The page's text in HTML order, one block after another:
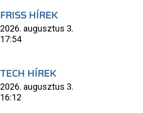
FRISS HÍREK
2026. augusztus 3.
17:54
TECH HÍREK
2026. augusztus 3.
16:12